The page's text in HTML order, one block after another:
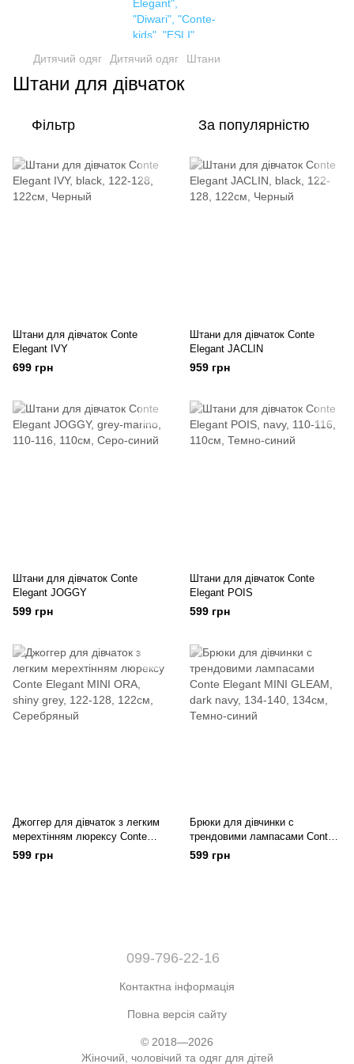
Дитячий одяг Дитячий одяг Штани
Штани для дівчаток
Фільтр За популярністю
Штани для дівчаток Conte
Elegant IVY
699 грн
Штани для дівчаток Conte
Elegant JACLIN
959 грн
Штани для дівчаток Conte
Elegant JOGGY
599 грн
Штани для дівчаток Conte
Elegant POIS
599 грн
Джоггер для дівчаток з легким
мерехтінням люрексу Conte
Elegant MINI ORA
599 грн
Брюки для дівчинки c
трендовими лампасами Conte
Elegant MINI GLEAM
599 грн
099-796-22-16
Контактна інформація
Повна версія сайту
© 2018—2026
Жіночий, чоловічий та одяг для дітей